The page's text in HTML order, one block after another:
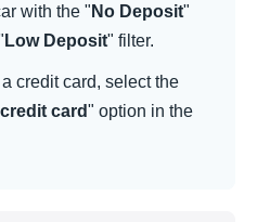
with the " No Deposit"
Low Deposit" filter.
credit card, select the
card" option in the